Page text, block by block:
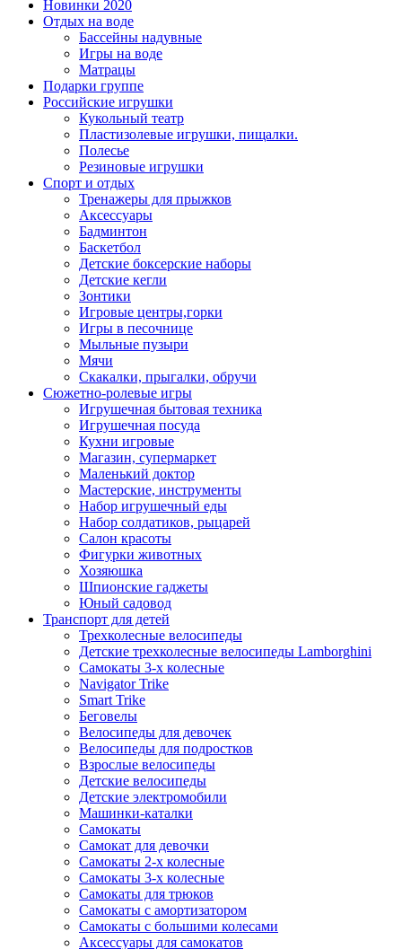
Новинки 2020
Отдых на воде
Бассейны надувные
Игры на воде
Матрацы
Подарки группе
Российские игрушки
Кукольный театр
Пластизолевые игрушки, пищалки.
Полесье
Резиновые игрушки
Спорт и отдых
Тренажеры для прыжков
Аксессуары
Бадминтон
Баскетбол
Детские боксерские наборы
Детские кегли
Зонтики
Игровые центры,горки
Игры в песочнице
Мыльные пузыри
Мячи
Скакалки, прыгалки, обручи
Сюжетно-ролевые игры
Игрушечная бытовая техника
Игрушечная посуда
Кухни игровые
Магазин, супермаркет
Маленький доктор
Мастерские, инструменты
Набор игрушечный еды
Набор солдатиков, рыцарей
Салон красоты
Фигурки животных
Хозяюшка
Шпионские гаджеты
Юный садовод
Транспорт для детей
Трехколесные велосипеды
Детские трехколесные велосипеды Lamborghini
Самокаты 3-х колесные
Navigator Trike
Smart Trike
Беговелы
Велосипеды для девочек
Велосипеды для подростков
Взрослые велосипеды
Детские велосипеды
Детские электромобили
Машинки-каталки
Самокаты
Самокат для девочки
Самокаты 2-х колесные
Самокаты 3-х колесные
Самокаты для трюков
Самокаты с амортизатором
Самокаты с большими колесами
Аксессуары для самокатов